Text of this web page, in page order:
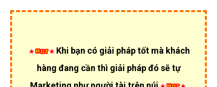
Khi bạn có giải pháp tốt mà khách
hàng đang cần thì giải pháp đó sẽ tự